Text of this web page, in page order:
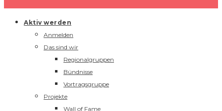
Aktiv werden
Anmelden
Das sind wir
Regionalgruppen
Bündnisse
Vortragsgruppe
Projekte
Wall of Fame